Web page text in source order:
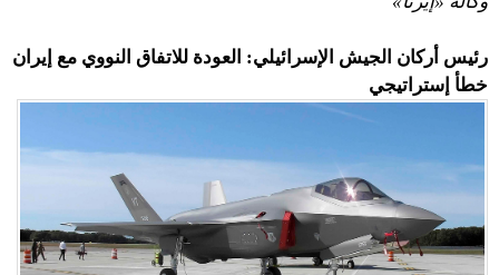
رئيس أركان الجيش الإسرائيلي: العودة للاتفاق النووي مع إيران
خطأ إستراتيجي